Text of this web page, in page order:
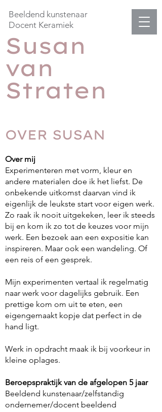
Susan
van
Straten
Beeldend kunstenaar
Docent Keramiek
OVER SUSAN
Over mij
Experimenteren met vorm, kleur en
andere materialen doe ik het liefst. De
onbekende uitkomst daarvan vind ik
eigenlijk de leukste start voor eigen werk.
Zo raak ik nooit uitgekeken, leer ik steeds
bij en kom ik zo tot de keuzes voor mijn
werk. Een bezoek aan een expositie kan
inspireren. Maar ook een wandeling. Of
een reis of een gesprek.
Mijn experimenten vertaal ik regelmatig
naar werk voor dagelijks gebruik. Een
prettige kom om uit te eten, een
eigengemaakt kopje dat perfect in de
hand ligt.
Werk in opdracht maak ik bij voorkeur in
kleine oplages.
Beroepspraktijk van de afgelopen 5 jaar
Beeldend kunstenaar/zelfstandig
ondernemer/docent beeldend